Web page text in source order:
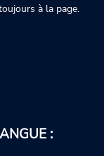
à la page.
: